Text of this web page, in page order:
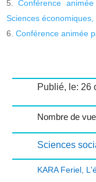
Conférence
Sciences économiques,
Conférence animée
Publié, le: 26
Nombre de
Sciences
KARA Feriel,